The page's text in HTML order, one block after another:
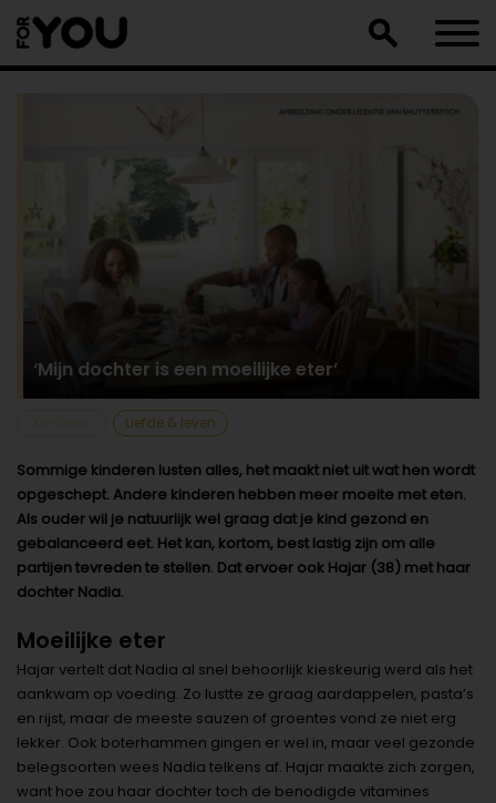
naar
artikel
‘Mijn dochter is een moeilijke eter’
Liefde & leven
Sommige kinderen lusten alles, het maakt niet uit wat hen wordt
opgeschept. Andere kinderen hebben meer moeite met eten.
Als ouder wil je natuurlijk wel graag dat je kind gezond en
gebalanceerd eet. Het kan, kortom, best lastig zijn om alle
partijen tevreden te stellen. Dat ervoer ook Hajar (38) met haar
dochter Nadia.
Moeilijke eter
Hajar vertelt dat Nadia al snel behoorlijk kieskeurig werd als het
aankwam op voeding. Zo lustte ze graag aardappelen, pasta’s
en rijst, maar de meeste sauzen of groentes vond ze niet erg
lekker. Ook boterhammen gingen er wel in, maar veel gezonde
belegsoorten wees Nadia telkens af. Hajar maakte zich zorgen,
want hoe zou haar dochter toch de benodigde vitamines